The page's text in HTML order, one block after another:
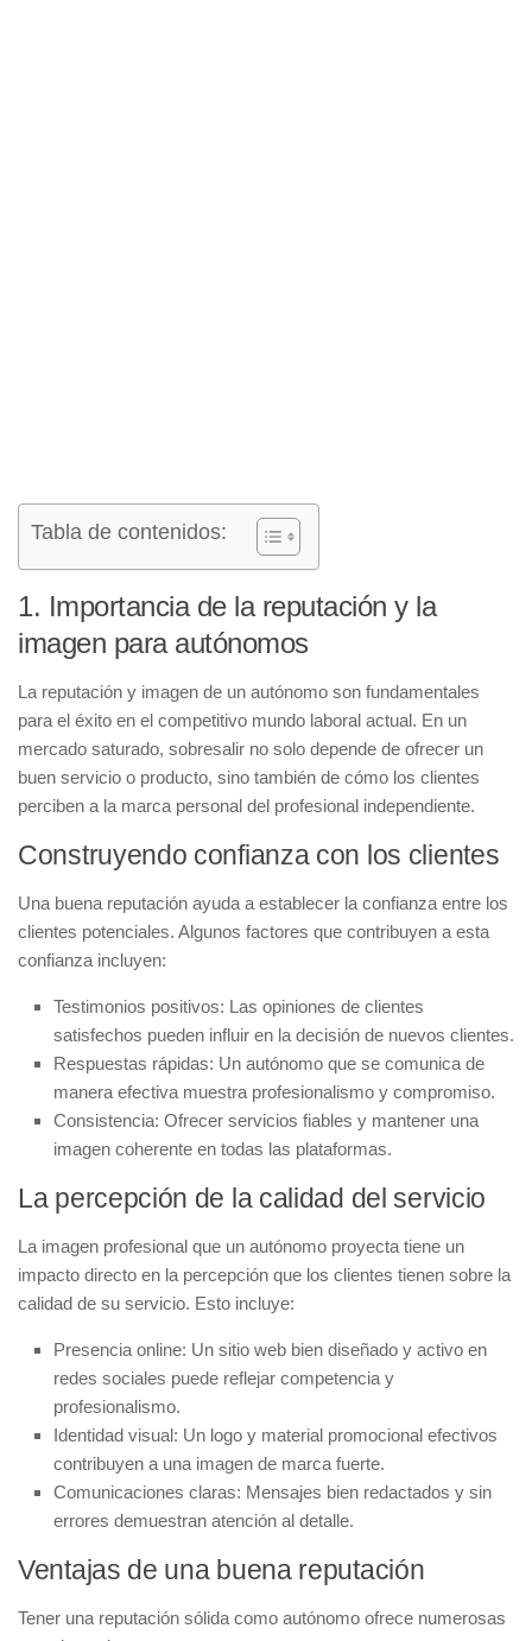
Tabla de contenidos:
1. Importancia de la reputación y la
imagen para autónomos
La reputación y imagen de un autónomo son fundamentales
para el éxito en el competitivo mundo laboral actual. En un
mercado saturado, sobresalir no solo depende de ofrecer un
buen servicio o producto, sino también de cómo los clientes
perciben a la marca personal del profesional independiente.
Construyendo confianza con los clientes
Una buena reputación ayuda a establecer la confianza entre los
clientes potenciales. Algunos factores que contribuyen a esta
confianza incluyen:
Testimonios positivos: Las opiniones de clientes
satisfechos pueden influir en la decisión de nuevos clientes.
Respuestas rápidas: Un autónomo que se comunica de
manera efectiva muestra profesionalismo y compromiso.
Consistencia: Ofrecer servicios fiables y mantener una
imagen coherente en todas las plataformas.
La percepción de la calidad del servicio
La imagen profesional que un autónomo proyecta tiene un
impacto directo en la percepción que los clientes tienen sobre la
calidad de su servicio. Esto incluye:
Presencia online: Un sitio web bien diseñado y activo en
redes sociales puede reflejar competencia y
profesionalismo.
Identidad visual: Un logo y material promocional efectivos
contribuyen a una imagen de marca fuerte.
Comunicaciones claras: Mensajes bien redactados y sin
errores demuestran atención al detalle.
Ventajas de una buena reputación
Tener una reputación sólida como autónomo ofrece numerosas